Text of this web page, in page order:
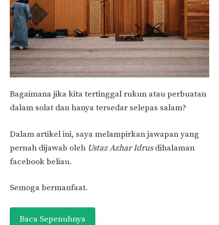
Bagaimana jika kita tertinggal rukun atau perbuatan
dalam solat dan hanya tersedar selepas salam?
Dalam artikel ini, saya melampirkan jawapan yang
pernah dijawab oleh Ustaz Azhar Idrusdihalaman
facebook beliau.
Semoga bermanfaat.
Baca Sepenuhnya